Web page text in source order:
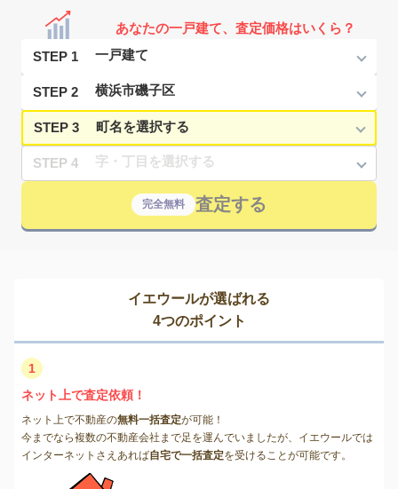
あなたの一戸建て、査定価格はいくら？
STEP 1
STEP 2
STEP 3
STEP 4
完全無料 査定する
イエウールが選ばれる
4つのポイント
1
ネット上で査定依頼！
ネット上で不動産の無料一括査定が可能！
今までなら複数の不動産会社まで足を運んでいましたが、イエウールでは
インターネットさえあれば自宅で一括査定を受けることが可能です。